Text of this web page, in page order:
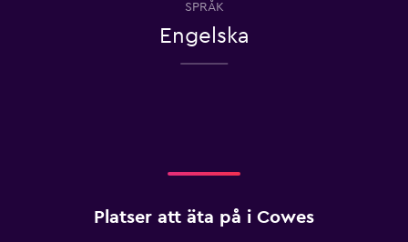
SPRÅK
Engelska
Platser att äta på i Cowes